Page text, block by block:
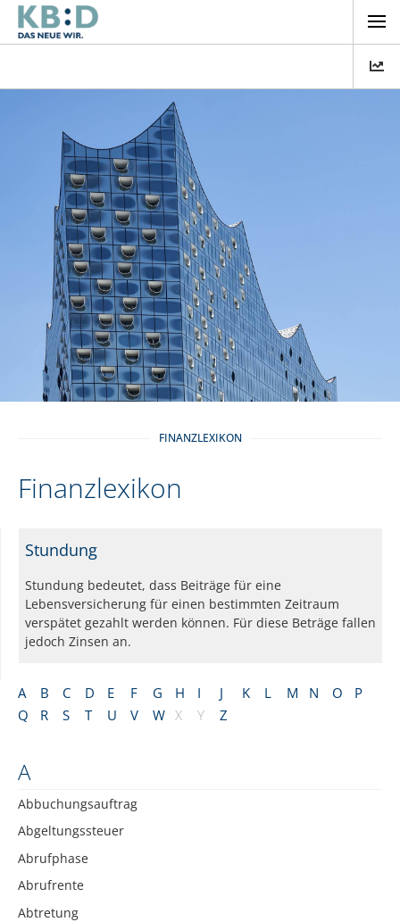
FINANZLEXIKON
Finanzlexikon
A B C D E F G H I J K L M N O
P
Q
R S T U V W X Y Z
A
Abbuchungsauftrag
Abgeltungssteuer
Abrufphase
Abrufrente
Abtretung
Stundung
Stundung bedeutet, dass Beiträge für eine
Lebensversicherung für einen bestimmten Zeitraum
verspätet gezahlt werden können. Für diese Beträge fallen
jedoch Zinsen an.